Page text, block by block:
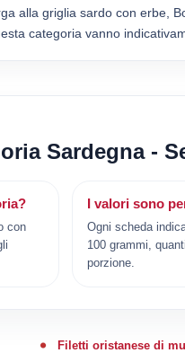
alla griglia sardo con erbe,
categoria vanno
Sardegna -
con
I valori sono
Ogni scheda
100 grammi,
porzione.
Filetti oristanese di